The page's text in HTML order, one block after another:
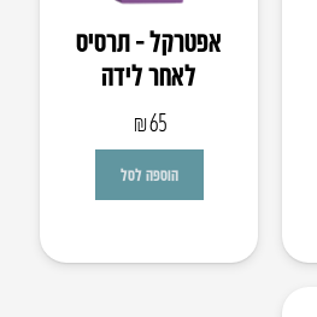
אפטרקל – תרסיס
לאחר לידה
₪65
הוספה לסל